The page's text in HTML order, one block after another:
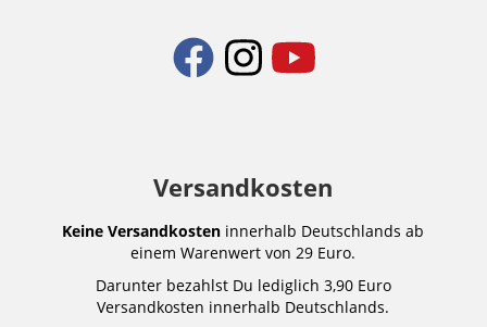
Versandkosten
Keine Versandkosten innerhalb Deutschlands ab
einem Warenwert von 29 Euro.
Darunter bezahlst Du lediglich 3,90 Euro
Versandkosten innerhalb Deutschlands.